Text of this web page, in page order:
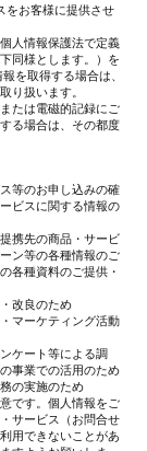
をお客様に提供させ
人情報保護法で定義
同様とします。）を
を取得する場合は、
り扱います。
たは電磁的記録にご
る場合は、その都度
等のお申し込みの確
ビスに関する情報の
携先の商品・サービ
ン等の各種情報のご
各種資料のご提供・
改良のため
マーケティング活動
ケート等による調
事業での活用のため
の実施のため
です。個人情報をご
サービス（お問合せ
用できないことがあ